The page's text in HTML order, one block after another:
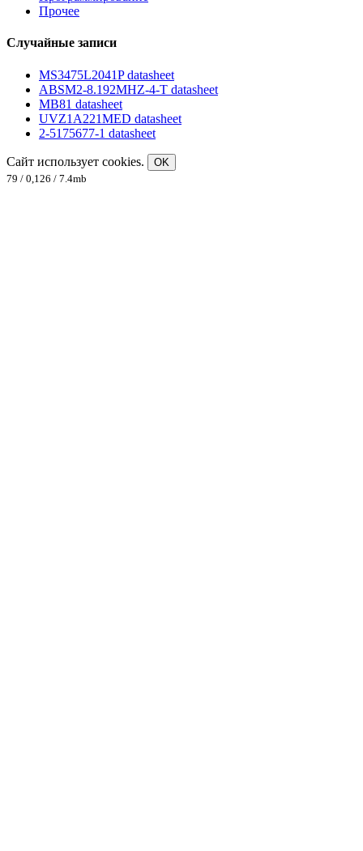
Прочее
Случайные записи
MS3475L2041P datasheet
ABSM2-8.192MHZ-4-T datasheet
MB81 datasheet
UVZ1A221MED datasheet
2-5175677-1 datasheet
Сайт использует cookies.
OK
79 / 0,126 / 7.4mb